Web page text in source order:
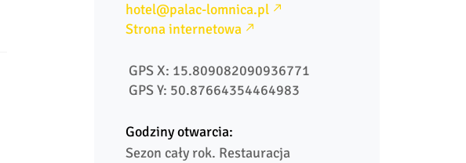
hotel@palac-lomnica.pl
Strona internetowa
GPS X: 15.809082090936771
GPS Y: 50.87664354464983
Godziny otwarcia:
Sezon cały rok. Restauracja